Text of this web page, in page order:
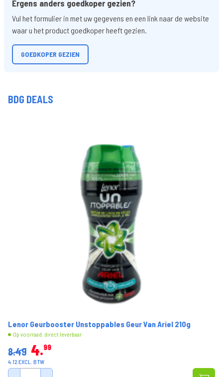
Ergens anders goedkoper gezien?
Vul het formulier in met uw gegevens en een link naar de website
waar u het product goedkoper heeft gezien.
GOEDKOPER GEZIEN
BDG DEALS
Lenor Geurbooster Unstoppables Geur Van Ariel 210g
Op voorraad: direct leverbaar
8.49 4 99
4.12 EXCL. BTW